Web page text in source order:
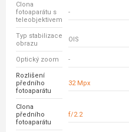
Clona
fotoaparátu s
teleobjektivem
-
Typ stabilizace
obrazu
OIS
Optický zoom -
Rozlišení
předního
fotoaparátu
32 Mpx
Clona
předního
fotoaparátu
f/2.2